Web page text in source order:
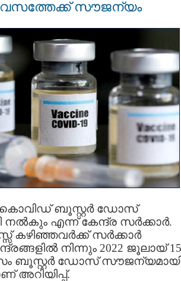
സൗജന്യം
ബൂസ്റ്റർ ഡോസ്
എന്ന് കേന്ദ്ര സര്‍ക്കാര്‍.
കഴിഞ്ഞവർക്ക് സർക്കാർ
നിന്നും 2022 ജൂലായ് 15
ബൂസ്റ്റർ ഡോസ്
അറിയിപ്പ്.